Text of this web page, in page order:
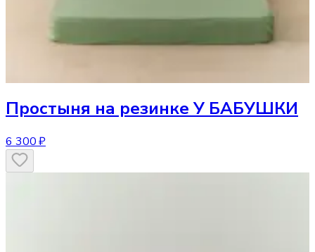
Простыня на резинке У БАБУШКИ
6 300 ₽